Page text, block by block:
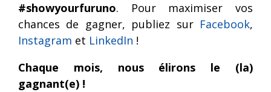
et
météo
#showyourfuruno. Pour maximiser vos
chances de gagner, publiez sur Facebook,
Instagram et LinkedIn !
Chaque mois, nous élirons le (la)
gagnant(e) !